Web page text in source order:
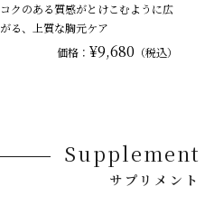
コクのある質感がとけこむように広
がる、上質な胸元ケア
価格： ¥9,680 （税込）
Supplement
サプリメント